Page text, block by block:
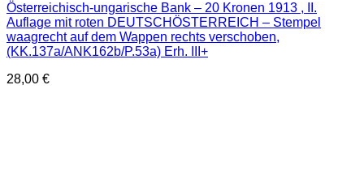
Österreichisch-ungarische Bank – 20 Kronen 1913 , II.
Auflage mit roten DEUTSCHÖSTERREICH – Stempel
waagrecht auf dem Wappen rechts verschoben,
(KK.137a/ANK162b/P.53a) Erh. III+
28,00 €